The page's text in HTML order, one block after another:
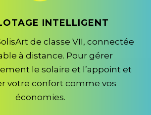
INTELLIGENT
de classe VII, connectée
à distance. Pour gérer
le solaire et l’appoint et
votre confort comme vos
économies.